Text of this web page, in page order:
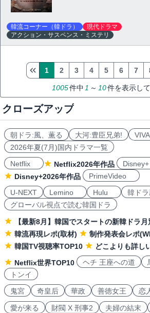
韓流コーナー（韓ドラ）
現代ドラマ
アクション・サスペンス・ミステリ
1005件中 1 ～ 10件を表示して
1 2 3 4 5 6 7
クローズアップ
朝ドラ:風、薫る 大河:豊臣兄弟!
2026年夏(7月)国内ドラマ一覧
Netflix
Netflix2026年作品
Disney+2026年作品
PrimeVideo
U-NEXT
Lemino Hulu
韓ド
グローバル視点で読む韓国ドラ
【最新8月】韓国でスタートの新韓ドラ
韓流再現レポ(取材)
制作発表会レポ
韓国TV視聴率TOP10
どこよりも詳し
Netflix世界TOP10
ヘチ 王座への道
トンイ
鬼宮
奇皇后 華政 善徳女王 恋
愛が来る 財閥 X 刑事2 夫婦の結末